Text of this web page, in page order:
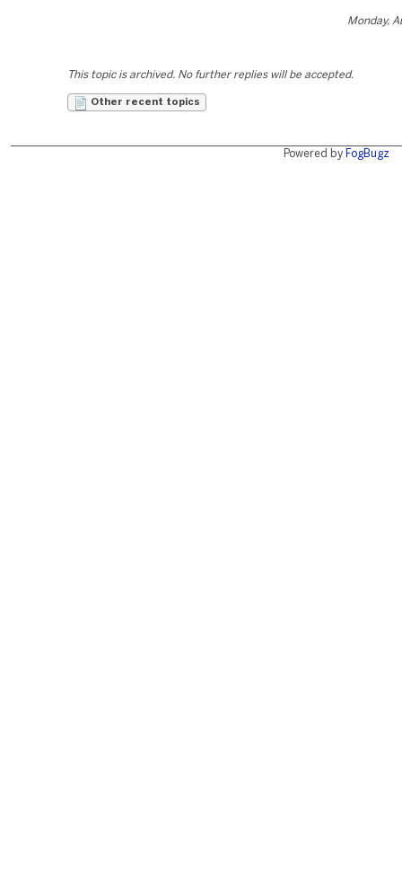
Monday,
This topic is archived. No further replies will be accepted.
Other recent topics
Powered by FogBugz